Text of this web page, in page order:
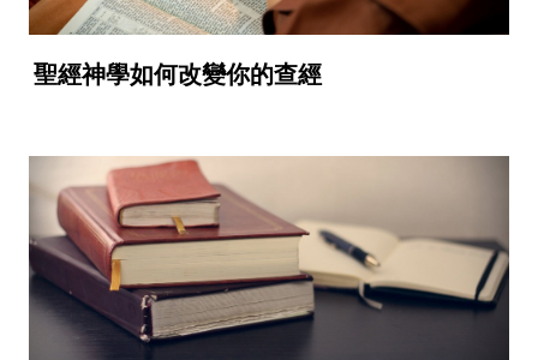
聖經神學如何改變你的查經